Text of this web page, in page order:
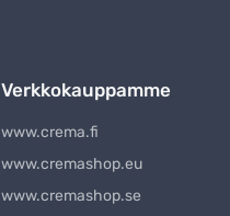
Verkkokauppamme
www.crema.fi
www.cremashop.eu
www.cremashop.se